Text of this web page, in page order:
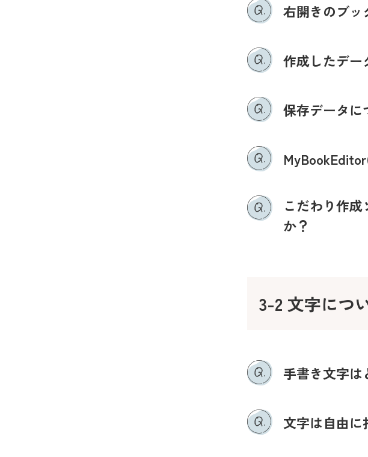
右開きのブッ
作成したデー
保存データに
こだわり作
か？
3-2 文字につ
手書き文字は
文字は自由に